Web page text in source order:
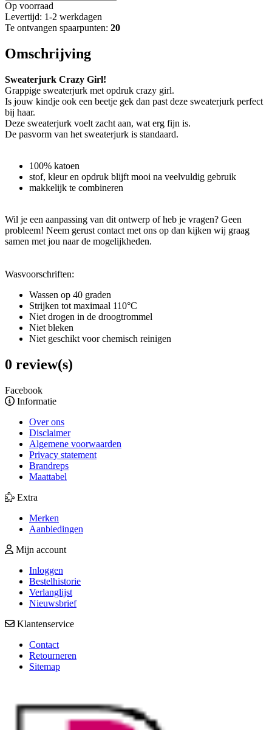
Op voorraad
Levertijd: 1-2 werkdagen
Te ontvangen spaarpunten: 20
Omschrijving
Sweaterjurk Crazy Girl!
Grappige sweaterjurk met opdruk crazy girl.
Is jouw kindje ook een beetje gek dan past deze sweaterjurk perfect
bij haar.
Deze sweaterjurk voelt zacht aan, wat erg fijn is.
De pasvorm van het sweaterjurk is standaard.
100% katoen
stof, kleur en opdruk blijft mooi na veelvuldig gebruik
makkelijk te combineren
Wil je een aanpassing van dit ontwerp of heb je vragen? Geen
probleem! Neem gerust contact met ons op dan kijken wij graag
samen met jou naar de mogelijkheden.
Wasvoorschriften:
Wassen op 40 graden
Strijken tot maximaal 110°C
Niet drogen in de droogtrommel
Niet bleken
Niet geschikt voor chemisch reinigen
0 review(s)
Facebook
Informatie
Over ons
Disclaimer
Algemene voorwaarden
Privacy statement
Brandreps
Maattabel
Extra
Merken
Aanbiedingen
Mijn account
Inloggen
Bestelhistorie
Verlanglijst
Nieuwsbrief
Klantenservice
Contact
Retourneren
Sitemap